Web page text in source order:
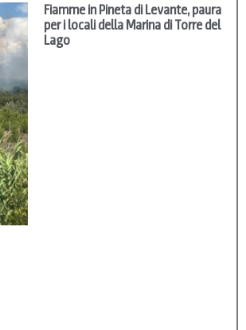
Fiamme in Pineta di Levante, paura
per i locali della Marina di Torre del
Lago